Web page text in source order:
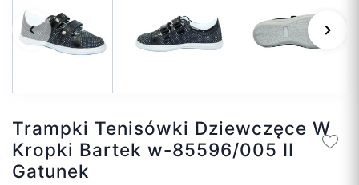
Poprzedni
keyboard_arrow_left keyboard_arrow_right
Trampki Tenisówki Dziewczęce W
Kropki Bartek w-85596/005 II
Gatunek